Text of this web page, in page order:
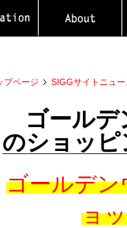
プページ SIGGサイトニュー
ゴールデ
のショッ
ゴールデン
ョ